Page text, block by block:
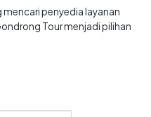
penyedia layanan
Tour menjadi pilihan